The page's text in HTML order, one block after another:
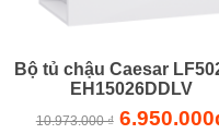
Bộ tủ chậu Caesar
EH15026DDLV
10.973.000 ₫